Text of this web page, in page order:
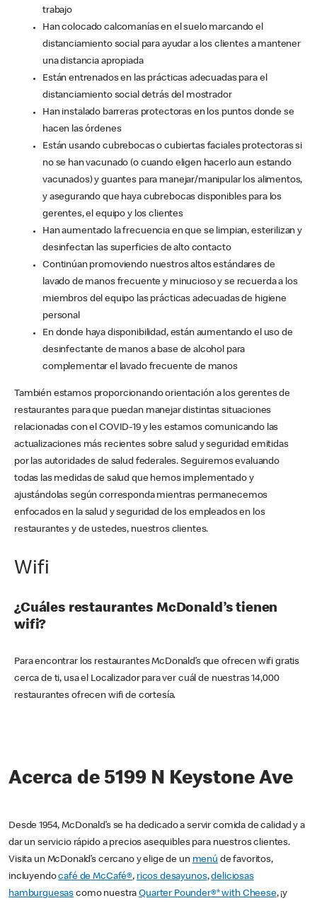
trabajo
Han colocado calcomanías en el suelo marcando el
distanciamiento social para ayudar a los clientes a mantener
una distancia apropiada
Están entrenados en las prácticas adecuadas para el
distanciamiento social detrás del mostrador
Han instalado barreras protectoras en los puntos donde se
hacen las órdenes
Están usando cubrebocas o cubiertas faciales protectoras si
no se han vacunado (o cuando eligen hacerlo aun estando
vacunados) y guantes para manejar/manipular los alimentos,
y asegurando que haya cubrebocas disponibles para los
gerentes, el equipo y los clientes
Han aumentado la frecuencia en que se limpian, esterilizan y
desinfectan las superficies de alto contacto
Continúan promoviendo nuestros altos estándares de
lavado de manos frecuente y minucioso y se recuerda a los
miembros del equipo las prácticas adecuadas de higiene
personal
En donde haya disponibilidad, están aumentando el uso de
desinfectante de manos a base de alcohol para
complementar el lavado frecuente de manos
También estamos proporcionando orientación a los gerentes de
restaurantes para que puedan manejar distintas situaciones
relacionadas con el COVID-19 y les estamos comunicando las
actualizaciones más recientes sobre salud y seguridad emitidas
por las autoridades de salud federales. Seguiremos evaluando
todas las medidas de salud que hemos implementado y
ajustándolas según corresponda mientras permanecemos
enfocados en la salud y seguridad de los empleados en los
restaurantes y de ustedes, nuestros clientes.
Wifi
¿Cuáles restaurantes McDonald’s tienen
wifi?
Para encontrar los restaurantes McDonald’s que ofrecen wifi gratis
cerca de ti, usa el Localizador para ver cuál de nuestras 14,000
restaurantes ofrecen wifi de cortesía.
Acerca de 5199 N Keystone Ave
Desde 1954, McDonald’s se ha dedicado a servir comida de calidad y a
dar un servicio rápido a precios asequibles para nuestros clientes.
Visita un McDonald’s cercano y elige de un menú de favoritos,
incluyendocafé de McCafé®, ricos desayunos,deliciosas
hamburguesas como nuestraQuarter Pounder®* with Cheese, ¡y